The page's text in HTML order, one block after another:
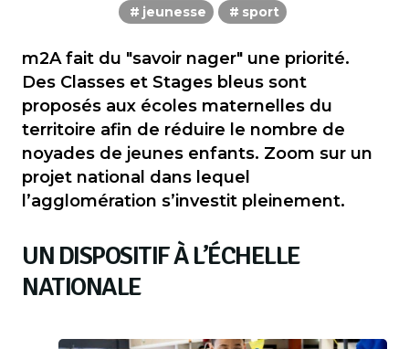
jeunesse sport
m2A fait du "savoir nager" une priorité.
Des Classes et Stages bleus sont
proposés aux écoles maternelles du
territoire afin de réduire le nombre de
noyades de jeunes enfants. Zoom sur un
projet national dans lequel
l’agglomération s’investit pleinement.
UN DISPOSITIF À L’ÉCHELLE
NATIONALE